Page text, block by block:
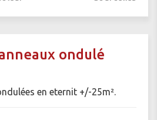
ondulé
en eternit +/-25m².